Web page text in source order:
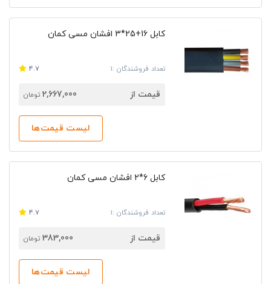
کابل 16+25*3 افشان مسی کمان
تعداد فروشندگان :1 4.7
قیمت از 2,667,000 تومان
لیست قیمت‌ها
کابل 6*2 افشان مسی کمان
تعداد فروشندگان :1 4.7
قیمت از 383,000 تومان
لیست قیمت‌ها